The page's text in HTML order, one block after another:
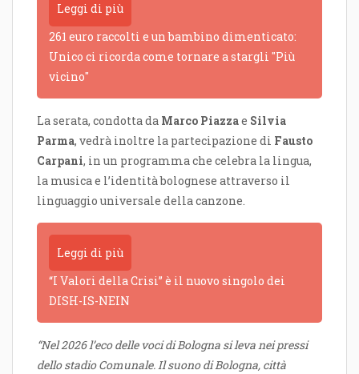
Leggi di più
261 euro raccolti e un bambino dimenticato:
Unico ci ricorda come tornare a stargli "Più
vicino"
La serata, condotta da Marco Piazzae Silvia
Parma, vedrà inoltre la partecipazione di Fausto
Carpani, in un programma che celebra la lingua,
la musica e l’identità bolognese attraverso il
linguaggio universale della canzone.
Leggi di più
“I Valori della Crisi” è il nuovo singolo dei
DISH-IS-NEIN
“Nel 2026 l’eco delle voci di Bologna si leva nei pressi
dello stadio Comunale. Il suono di Bologna, città